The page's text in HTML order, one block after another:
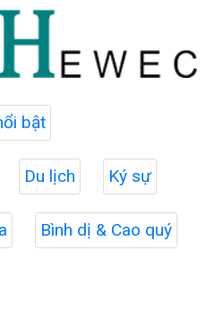
bật
Du lịch Ký sự
Bình dị & Cao quý